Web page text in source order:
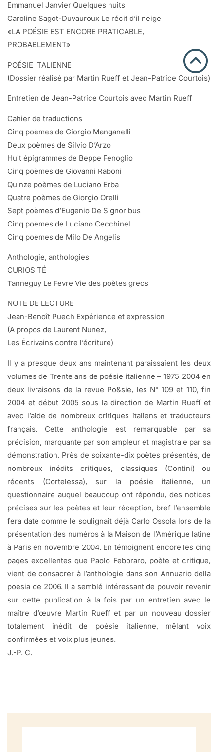
Emmanuel Janvier Quelques nuits
Caroline Sagot-Duvauroux Le récit d’il neige
«LA POÉSIE EST ENCORE PRATICABLE,
PROBABLEMENT»
POÉSIE ITALIENNE
(Dossier réalisé par Martin Rueff et Jean-Patrice Courtois)
Entretien de Jean-Patrice Courtois avec Martin Rueff
Cahier de traductions
Cinq poèmes de Giorgio Manganelli
Deux poèmes de Silvio D’Arzo
Huit épigrammes de Beppe Fenoglio
Cinq poèmes de Giovanni Raboni
Quinze poèmes de Luciano Erba
Quatre poèmes de Giorgio Orelli
Sept poèmes d’Eugenio De Signoribus
Cinq poèmes de Luciano Cecchinel
Cinq poèmes de Milo De Angelis
Anthologie, anthologies
CURIOSITÉ
Tanneguy Le Fevre Vie des poètes grecs
NOTE DE LECTURE
Jean-Benoît Puech Expérience et expression
(A propos de Laurent Nunez,
Les Écrivains contre l’écriture)
Il y a presque deux ans maintenant paraissaient les deux
volumes de Trente ans de poésie italienne – 1975-2004 en
deux livraisons de la revue Po&sie, les N° 109 et 110, fin
2004 et début 2005 sous la direction de Martin Rueff et
avec l’aide de nombreux critiques italiens et traducteurs
français. Cette anthologie est remarquable par sa
précision, marquante par son ampleur et magistrale par sa
démonstration. Près de soixante-dix poètes présentés, de
nombreux inédits critiques, classiques (Contini) ou
récents (Cortelessa), sur la poésie italienne, un
questionnaire auquel beaucoup ont répondu, des notices
précises sur les poètes et leur réception, bref l’ensemble
fera date comme le soulignait déjà Carlo Ossola lors de la
présentation des numéros à la Maison de l’Amérique latine
à Paris en novembre 2004. En témoignent encore les cinq
pages excellentes que Paolo Febbraro, poète et critique,
vient de consacrer à l’anthologie dans son Annuario della
poesia de 2006. Il a semblé intéressant de pouvoir revenir
sur cette publication à la fois par un entretien avec le
maître d’œuvre Martin Rueff et par un nouveau dossier
totalement inédit de poésie italienne, mêlant voix
confirmées et voix plus jeunes.
J.-P. C.